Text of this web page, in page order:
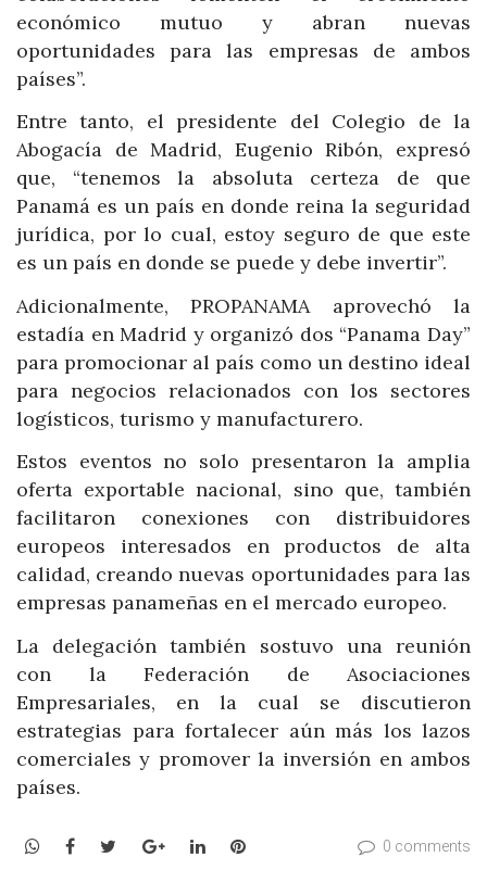
económico mutuo y abran nuevas
oportunidades para las empresas de ambos
países”.
Entre tanto, el presidente del Colegio de la
Abogacía de Madrid, Eugenio Ribón, expresó
que, “tenemos la absoluta certeza de que
Panamá es un país en donde reina la seguridad
jurídica, por lo cual, estoy seguro de que este
es un país en donde se puede y debe invertir”.
Adicionalmente, PROPANAMA aprovechó la
estadía en Madrid y organizó dos “Panama Day”
para promocionar al país como un destino ideal
para negocios relacionados con los sectores
logísticos, turismo y manufacturero.
Estos eventos no solo presentaron la amplia
oferta exportable nacional, sino que, también
facilitaron conexiones con distribuidores
europeos interesados en productos de alta
calidad, creando nuevas oportunidades para las
empresas panameñas en el mercado europeo.
La delegación también sostuvo una reunión
con la Federación de Asociaciones
Empresariales, en la cual se discutieron
estrategias para fortalecer aún más los lazos
comerciales y promover la inversión en ambos
países.
WhatsApp
Facebook
TwitterGoogle+LinkedInPinterest 0 comments